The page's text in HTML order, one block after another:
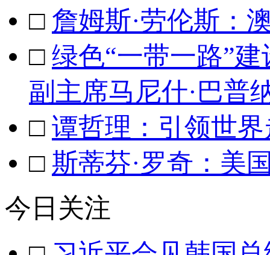
□ 詹姆斯·劳伦斯：
□ 绿色“一带一路”
副主席马尼什·巴普
□ 谭哲理：引领世
□ 斯蒂芬·罗奇：美
今日关注